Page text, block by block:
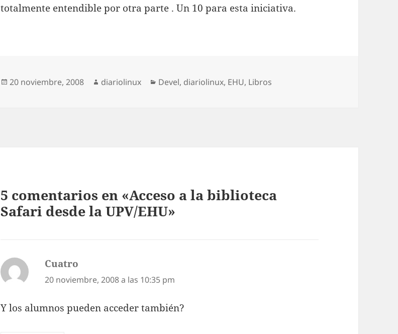
totalmente entendible por otra parte . Un 10 para esta iniciativa.
Publicado
20 noviembre, 2008 Autor
diariolinux Categorías
Devel, diariolinux, EHU, Libros
5 comentarios en «Acceso a la biblioteca
Safari desde la UPV/EHU»
Cuatro
20 noviembre, 2008 a las 10:35 pm
Y los alumnos pueden acceder también?